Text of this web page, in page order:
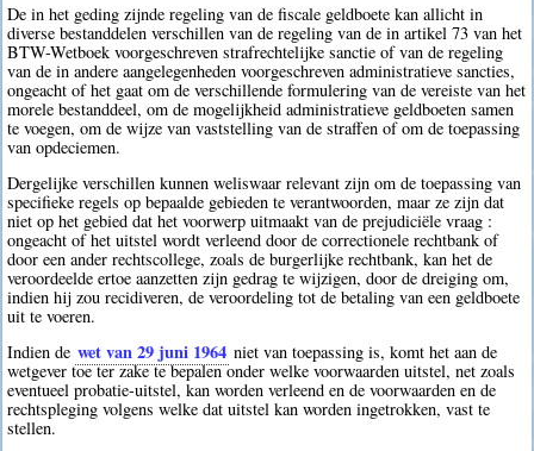
De in het geding zijnde regeling van de fiscale geldboete kan allicht in
diverse bestanddelen verschillen van de regeling van de in artikel 73 van het
BTW-Wetboek voorgeschreven strafrechtelijke sanctie of van de regeling
van de in andere aangelegenheden voorgeschreven administratieve sancties,
ongeacht of het gaat om de verschillende formulering van de vereiste van het
morele bestanddeel, om de mogelijkheid administratieve geldboeten samen
te voegen, om de wijze van vaststelling van de straffen of om de toepassing
van opdeciemen.
Dergelijke verschillen kunnen weliswaar relevant zijn om de toepassing van
specifieke regels op bepaalde gebieden te verantwoorden, maar ze zijn dat
niet op het gebied dat het voorwerp uitmaakt van de prejudiciële vraag :
ongeacht of het uitstel wordt verleend door de correctionele rechtbank of
door een ander rechtscollege, zoals de burgerlijke rechtbank, kan het de
veroordeelde ertoe aanzetten zijn gedrag te wijzigen, door de dreiging om,
indien hij zou recidiveren, de veroordeling tot de betaling van een geldboete
uit te voeren.
Indien de wet van 29 juni 1964 niet van toepassing is, komt het aan de
wetgever toe ter zake te bepalen onder welke voorwaarden uitstel, net zoals
eventueel probatie-uitstel, kan worden verleend en de voorwaarden en de
rechtspleging volgens welke dat uitstel kan worden ingetrokken, vast te
stellen.